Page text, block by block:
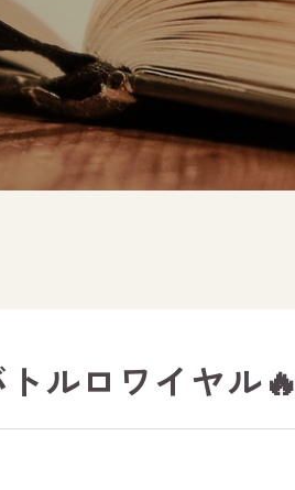
ルロワイヤル🔥